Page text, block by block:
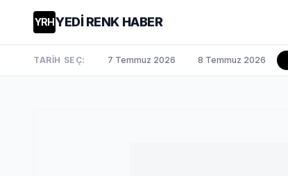
YRHYEDİ RENK HABER
TARİH SEÇ: 7 Temmuz 2026 8 Temmuz 2026